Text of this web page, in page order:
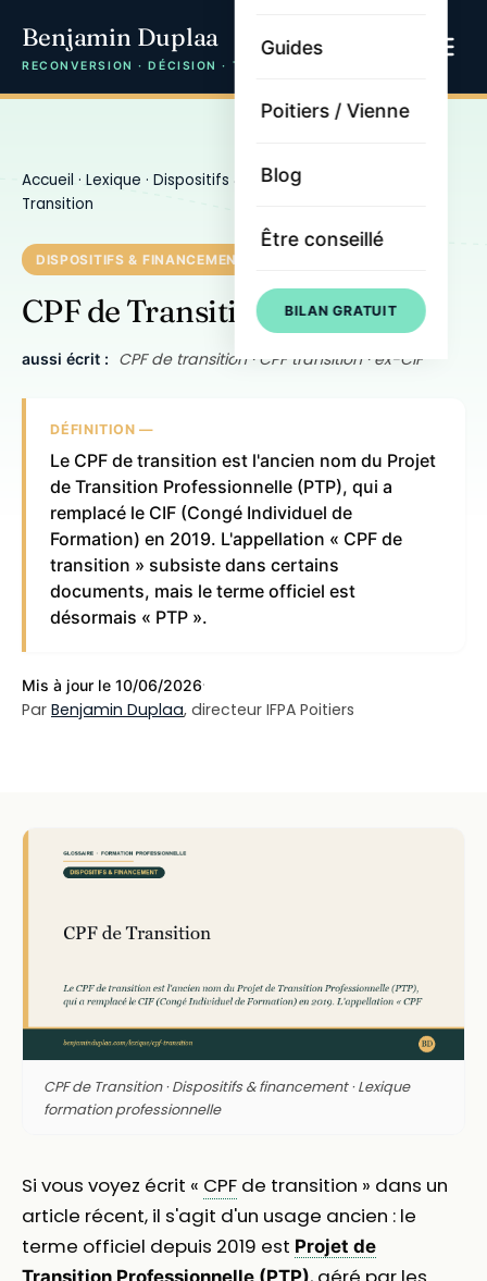
Benjamin Duplaa
RECONVERSION · DÉCISION · TRAJECTOIRE
Guides
Poitiers / Vienne
Blog
Être conseillé
BILAN GRATUIT
Accueil · Lexique · Dispositifs & financement
Transition
DISPOSITIFS & FINANCEMENT
CPF de Transition
aussi écrit : CPF de transition · CPF transition · ex-CIF
DÉFINITION —
Le CPF de transition est l'ancien nom du Projet
de Transition Professionnelle (PTP), qui a
remplacé le CIF (Congé Individuel de
Formation) en 2019. L'appellation « CPF de
transition » subsiste dans certains
documents, mais le terme officiel est
désormais « PTP ».
Mis à jour le 10/06/2026·
Par Benjamin Duplaa, directeur IFPA Poitiers
CPF de Transition · Dispositifs & financement · Lexique
formation professionnelle
Si vous voyez écrit « CPF de transition » dans un
article récent, il s'agit d'un usage ancien : le
terme officiel depuis 2019 est Projet de